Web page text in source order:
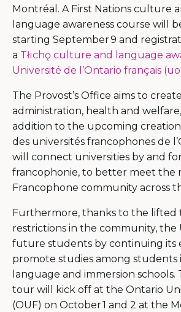
Montréal. A First Nations culture
language awareness course will
starting September 9 and
a Tłıchǫ culture and language
Université de l’Ontario français
The Provost’s Office aims to
administration, health and
addition to the upcoming
des universités francophones de
will connect universities by and
francophonie, to better meet the
Francophone community across
Furthermore, thanks to the lifted
restrictions in the community, the
future students by continuing its
promote studies among students
language and immersion schools.
tour will kick off at the Ontario
(OUF) on October 1 and 2 at the